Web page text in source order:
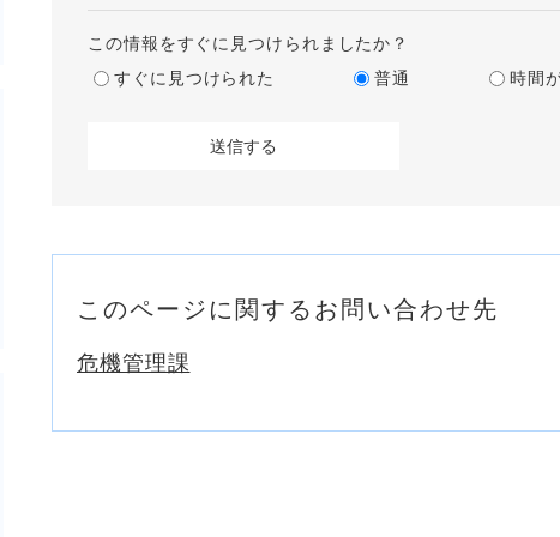
この情報をすぐに見つけられましたか？
すぐに見つけられた
普通 時間
このページに関するお問い合わせ先
危機管理課